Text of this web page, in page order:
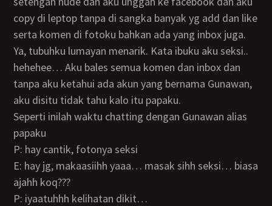
copy di leptop tanpa di sangka banyak yg add dan like
serta komen di fotoku bahkan ada yang inbox juga.
Ya, tubuhku lumayan menarik. Kata ibuku aku seksi..
hehehee… Aku bales semua komen dan inbox dan
tanpa aku ketahui ada akun yang bernama Gunawan,
aku disitu tidak tahu kalo itu papaku.
Seperti inilah waktu chatting dengan Gunawan alias
papaku
P: hay cantik, fotonya seksi
E: hay jg, makaasiihh yaaa… masak sihh seksi… biasa
ajahh koq???
P: iyaatuhhh kelihatan dikit…